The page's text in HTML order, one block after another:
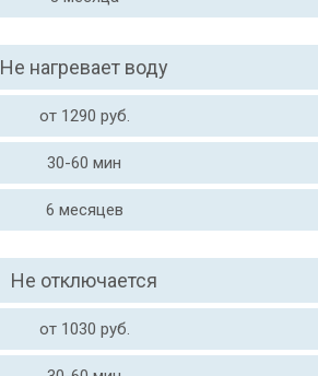
Не нагревает воду
от 1290 руб.
30-60 мин
6 месяцев
Не отключается
от 1030 руб.